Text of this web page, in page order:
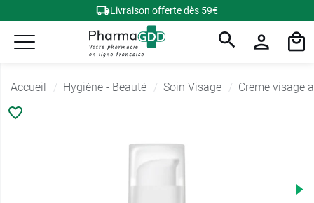
Livraison offerte dès 59€
Accueil Hygiène - Beauté Soin Visage Creme visage